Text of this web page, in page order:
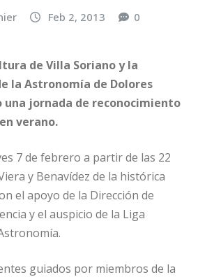
Feb 2, 2013 0
de Villa Soriano y la
la Astronomía de Dolores
una jornada de reconocimiento
verano.
7 de febrero a partir de las 22
y Benavídez de la histórica
el apoyo de la Dirección de
y el auspicio de la Liga
guiados por miembros de la